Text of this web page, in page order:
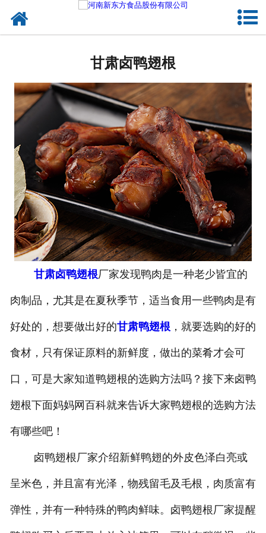
甘肃熟食品
甘肃调味品
甘肃鸡蛋壳粉
甘肃新东方食品
甘肃食品代加工
甘肃精忠报国八大锤典故版
- 甘肃蜜汁味卤蛋
- 甘肃茶香味卤蛋
甘肃卤鸭翅根
甘肃卤鸭翅根厂家发现鸭肉是一种老少皆宜的
肉制品，尤其是在夏秋季节，适当食用一些鸭肉是有
好处的，想要做出好的甘肃鸭翅根，就要选购的好的
食材，只有保证原料的新鲜度，做出的菜肴才会可
口，可是大家知道鸭翅根的选购方法吗？接下来卤鸭
翅根下面妈妈网百科就来告诉大家鸭翅根的选购方法
有哪些吧！
卤鸭翅根厂家介绍新鲜鸭翅的外皮色泽白亮或
呈米色，并且富有光泽，物残留毛及毛根，肉质富有
弹性，并有一种特殊的鸭肉鲜味。卤鸭翅根厂家提醒